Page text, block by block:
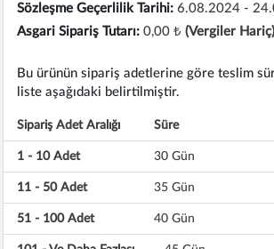
Sözleşme Geçerlilik Tarihi: 6.08.2024 -
Asgari Sipariş Tutarı: 0,00 ₺(Vergiler Hariç)
Bu ürünün sipariş adetlerine göre teslim
liste aşağıdaki belirtilmiştir.
Sipariş Adet Aralığı Süre
1 - 10 Adet 30 Gün
11 - 50 Adet 35 Gün
51 - 100 Adet 40 Gün